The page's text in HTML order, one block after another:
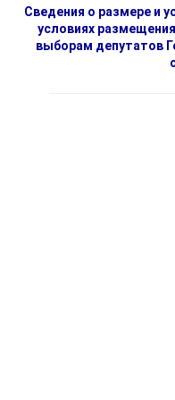
Сведения о размере и
условиях
выборам депутатов